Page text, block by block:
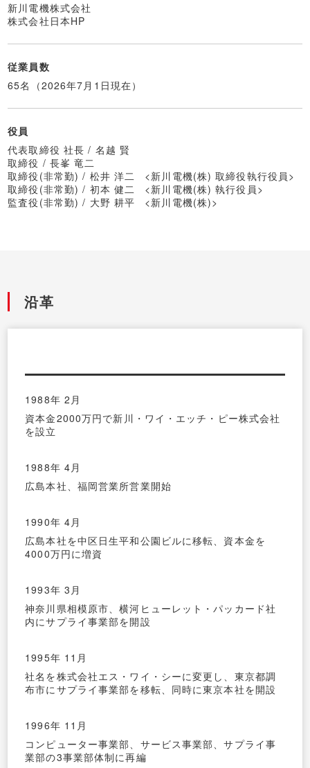
新川電機株式会社
株式会社日本HP
従業員数
65名（2026年7月1日現在）
役員
代表取締役 社長 / 名越 賢
取締役 / 長峯 竜二
取締役(非常勤) / 松井 洋二
<新川電機(株) 取締役執行役員>
取締役(非常勤) / 初本 健二
<新川電機(株) 執行役員>
監査役(非常勤) / 大野 耕平 <新川電機(株)>
沿革
1988年 2月
資本金2000万円で新川・ワイ・エッチ・ピー株式会社
を設立
1988年 4月
広島本社、福岡営業所営業開始
1990年 4月
広島本社を中区日生平和公園ビルに移転、資本金を
4000万円に増資
1993年 3月
神奈川県相模原市、横河ヒューレット・パッカード社
内にサプライ事業部を開設
1995年 11月
社名を株式会社エス・ワイ・シーに変更し、東京都調
布市にサプライ事業部を移転、同時に東京本社を開設
1996年 11月
コンピューター事業部、サービス事業部、サプライ事
業部の3事業部体制に再編